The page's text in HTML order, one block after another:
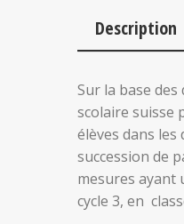
Description
Sur la base
scolaire suisse
élèves dans les
succession de
mesures ayant
cycle 3, en